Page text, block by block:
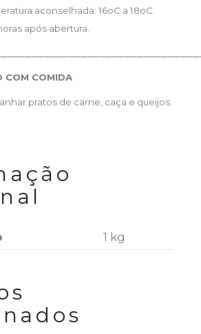
aconselhada: 16oC a 18oC.
após abertura.
COM COMIDA
pratos de carne, caça e queijos.
1 kg